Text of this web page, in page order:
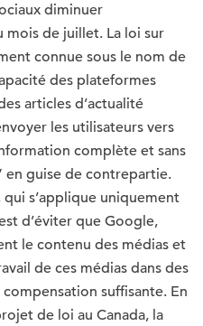
diminuer
de juillet. La loi sur
connue sous le nom de
des plateformes
articles d’actualité
les utilisateurs vers
complète et sans
en guise de contrepartie.
s’applique uniquement
d’éviter que Google,
le contenu des médias et
de ces médias dans des
suffisante. En
de loi au Canada, la